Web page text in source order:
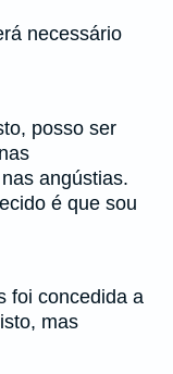
necessário
posso ser
angústias.
é que sou
foi concedida a
mas